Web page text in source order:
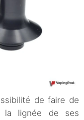
de faire de
la lignée de ses